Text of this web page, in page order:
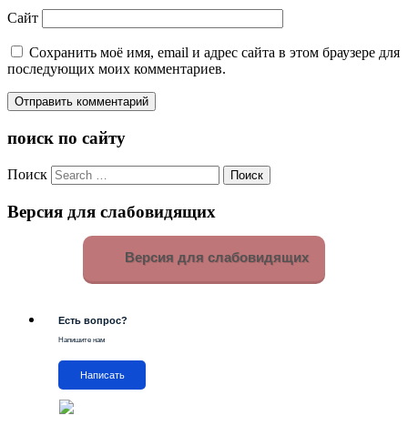
Сайт
Сохранить моё имя, email и адрес сайта в этом браузере для
последующих моих комментариев.
поиск по сайту
Поиск
Версия для слабовидящих
Версия для слабовидящих
Есть вопрос?
Напишите нам
Написать